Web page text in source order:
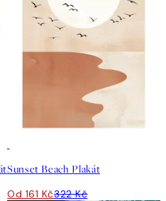
Sunset Beach Plakát
Od 161 Kč322 Kč